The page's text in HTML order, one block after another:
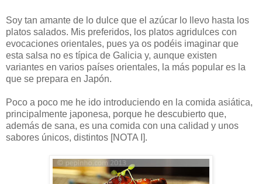
Soy tan amante de lo dulce que el azúcar lo llevo hasta los
platos salados. Mis preferidos, los platos agridulces con
evocaciones orientales, pues ya os podéis imaginar que
esta salsa no es típica de Galicia y, aunque existen
variantes en varios países orientales, la más popular es la
que se prepara en Japón.
Poco a poco me he ido introduciendo en la comida asiática,
principalmente japonesa, porque he descubierto que,
además de sana, es una comida con una calidad y unos
sabores únicos, distintos [NOTA I].